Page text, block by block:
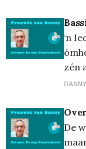
een
hele
‘n
zén
is ër
De